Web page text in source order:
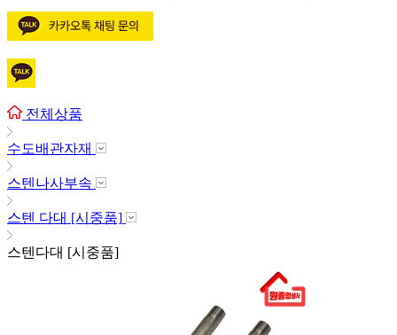
전체상품
수도배관자재
스텐나사부속
스텐 다대 [시중품]
스텐다대 [시중품]